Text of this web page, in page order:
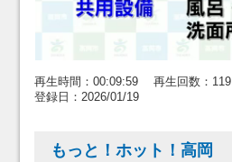
再生時間：00:09:59 再生回数：119
登録日：2026/01/19
もっと！ホット！高岡